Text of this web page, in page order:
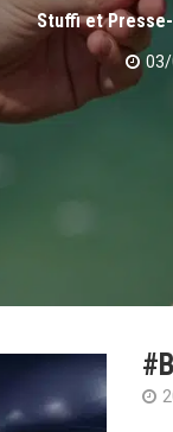
Stuffi et